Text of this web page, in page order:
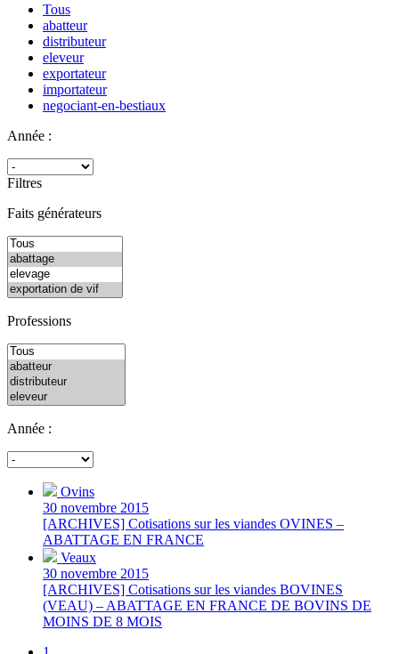
Tous
abatteur
distributeur
eleveur
exportateur
importateur
negociant-en-bestiaux
Année :
Filtres
Faits générateurs
Professions
Année :
Ovins
30 novembre 2015
[ARCHIVES] Cotisations sur les viandes OVINES –
ABATTAGE EN FRANCE
Veaux
30 novembre 2015
[ARCHIVES] Cotisations sur les viandes BOVINES
(VEAU) – ABATTAGE EN FRANCE DE BOVINS DE
MOINS DE 8 MOIS